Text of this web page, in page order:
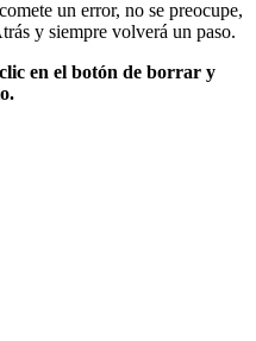
un error, no se preocupe,
y siempre volverá un paso.
clic en el botón de borrar y